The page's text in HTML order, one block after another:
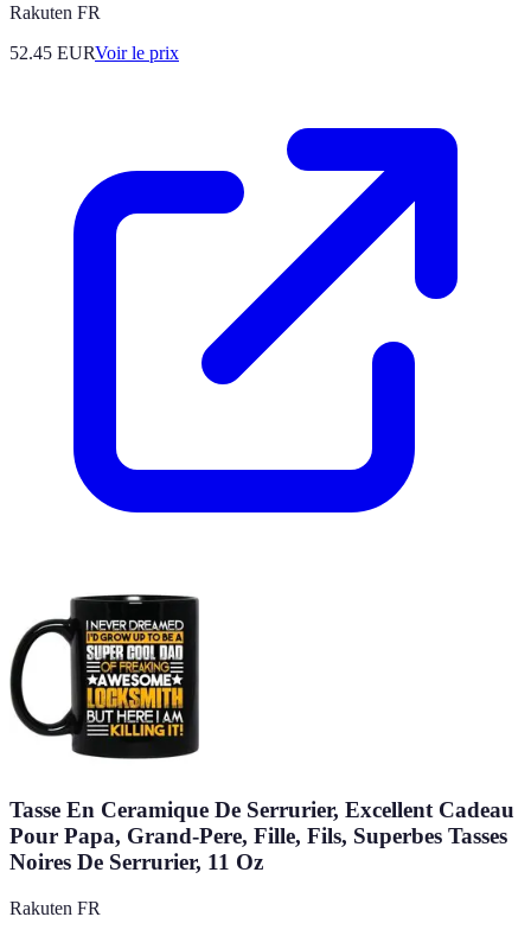
Rakuten FR
52.45 EURVoir le prix
Tasse En Ceramique De Serrurier, Excellent Cadeau
Pour Papa, Grand-Pere, Fille, Fils, Superbes Tasses
Noires De Serrurier, 11 Oz
Rakuten FR